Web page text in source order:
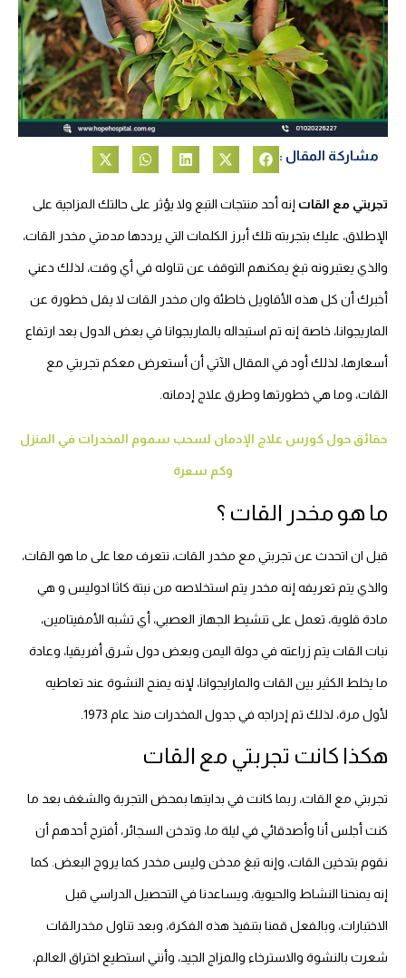
مشاركة المقال :
تجربتي مع القات إنه أحد منتجات التبع ولا يؤثر على حالتك المزاجية على
الإطلاق، عليك بتجربته تلك أبرز الكلمات التي يرددها مدمتي مخدر القات،
والذي يعتبرونه تبغ يمكنهم التوقف عن تناوله في أي وقت، لذلك دعني
أخبرك أن كل هذه الأقاويل خاطئة وان مخدر القات لا يقل خطورة عن
الماريجوانا، خاصة إنه تم استبداله بالماريجوانا في بعض الدول بعد ارتفاع
أسعارها، لذلك أود في المقال الآتي أن أستعرض معكم تجربتي مع
القات، وما هي خطورتها وطرق علاج إدمانه.
حقائق حول كورس علاج الإدمان لسحب سموم المخدرات في المنزل
وكم سعرة
ما هو مخدر القات ؟
قبل ان اتحدث عن تجربتي مع مخدر القات، نتعرف معا على ما هو القات،
والذي يتم تعريفه إنه مخدر يتم استخلاصه من نبتة كاثا ادوليس و هي
مادة قلوية، تعمل على تنشيط الجهاز العصبي، أي تشبه الأمفيتامين،
نبات القات يتم زراعته في دولة اليمن وبعض دول شرق أفريقيا، وعادة
ما يخلط الكثير بين القات والمارايجوانا، لإنه يمنح النشوة عند تعاطيه
لأول مرة، لذلك تم إدراجه في جدول المخدرات منذ عام 1973.
هكذا كانت تجربتي مع القات
تجربتي مع القات، ربما كانت في بدايتها بمحض التجربة والشغف بعد ما
كنت أجلس أنا وأصدقائي في ليلة ما، وتدخن السجائر، أفترح أحدهم أن
نقوم بتدخين القات، وإنه تبغ مدخن وليس مخدر كما يروج البعض. كما
إنه يمنحنا النشاط والحيوية، ويساعدنا في التحصيل الدراسي قبل
الاختبارات، وبالفعل قمنا بتنفيذ هذه الفكرة، وبعد تناول مخدرالقات
شعرت بالنشوة والاسترخاء والمزاج الجيد، وأنني استطيع اختراق العالم،